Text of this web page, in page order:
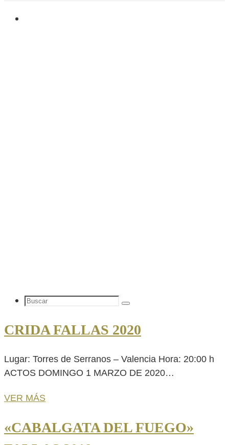
Buscar:
Buscar
CRIDA FALLAS 2020
Lugar: Torres de Serranos – Valencia Hora: 20:00 h
ACTOS DOMINGO 1 MARZO DE 2020…
VER MÁS
«CABALGATA DEL FUEGO»